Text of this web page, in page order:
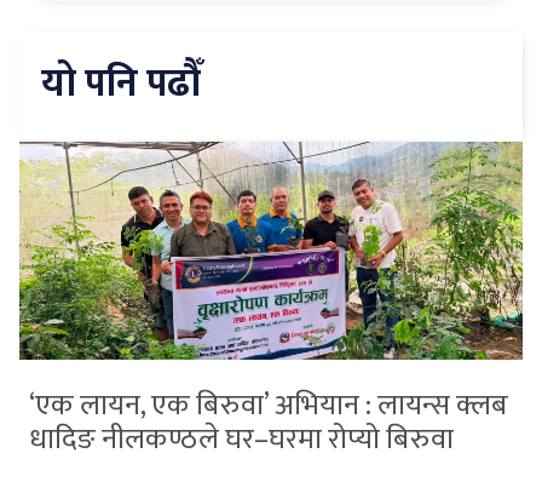
यो पनि पढौँ
‘एक लायन, एक बिरुवा’ अभियान : लायन्स क्लब
धादिङ नीलकण्ठले घर–घरमा रोप्यो बिरुवा